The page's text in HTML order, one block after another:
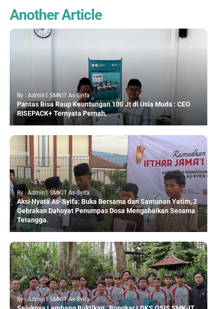
Another Article
By : Admin1 SMKIT As-Syifa
Pantas Bisa Raup Keuntungan 100 Jt di Usia Muda : CEO
RISEPACK+ Ternyata Pernah,
By : Admin1 SMKIT As-Syifa
Aksi Nyata As-Syifa: Buka Bersama dan Santunan Yatim, 2
Gebrakan Dahsyat Penumpas Dosa Mengabaikan Sesama
Tetangga.
By : Admin1 SMKIT As-Syifa